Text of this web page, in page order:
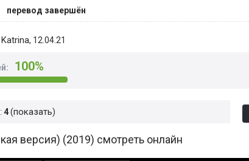
перевод завершён
Katrina, 12.04.21
100%
4 показать
версия) (2019) смотреть онлайн